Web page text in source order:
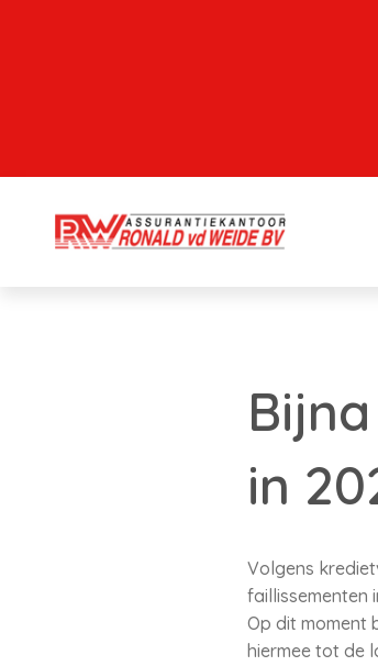
in
Volgens
faillissementen
Op dit moment
hiermee tot de